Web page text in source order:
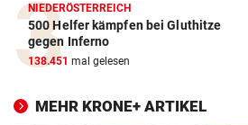
NIEDERÖSTERREICH
500 Helfer kämpfen bei Gluthitze
gegen Inferno
138.451 mal gelesen
MEHR KRONE+ ARTIKEL